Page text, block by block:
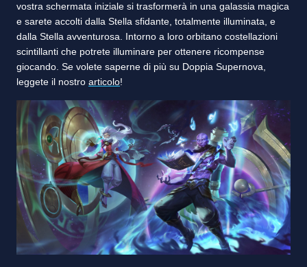
vostra schermata iniziale si trasformerà in una galassia magica
e sarete accolti dalla Stella sfidante, totalmente illuminata, e
dalla Stella avventurosa. Intorno a loro orbitano costellazioni
scintillanti che potrete illuminare per ottenere ricompense
giocando. Se volete saperne di più su Doppia Supernova,
leggete il nostro articolo!